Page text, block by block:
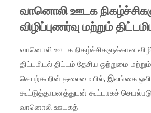
வானொலி ஊடக
விழிப்புணர்வு மற்றும்
வானொலி ஊடக நிகழ்ச்சிகளுக்கான
திட்டமிடல் திட்டம் தேசிய ஒற்றுமை
செயற்கூறின் தலைமையில், இலங்கை
கூட்டுத்தாபனத்துடன் கூட்டாகச்
வானொலி ஊடகத்